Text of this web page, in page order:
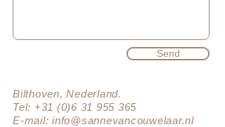
Send
Bilthoven, Nederland.
Tel: +31 (0)6 31 955 365
E-mail: info@sannevancouwelaar.nl